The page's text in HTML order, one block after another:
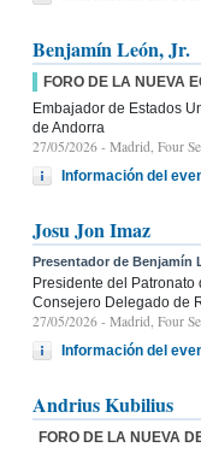
Benjamín León, Jr.
FORO DE LA NUEVA
Embajador de Estados
de Andorra
27/05/2026 - Madrid, Four
Información del
Josu Jon Imaz
Presentador de Benjamín
Presidente del
Consejero Delegado de
27/05/2026 - Madrid, Four
Información del
Andrius Kubilius
FORO DE LA NUEVA